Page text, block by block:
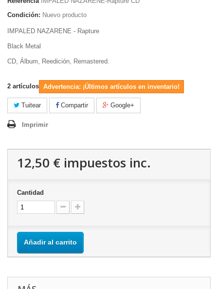
Condición: Nuevo producto
IMPALED NAZARENE - Rapture
Black Metal
CD, Álbum, Reedición, Remastered.
2 artículos Advertencia: ¡Últimos artículos en inventario!
Tuitear Compartir Google+
Imprimir
12,50 € impuestos inc.
Cantidad
Añadir al carrito